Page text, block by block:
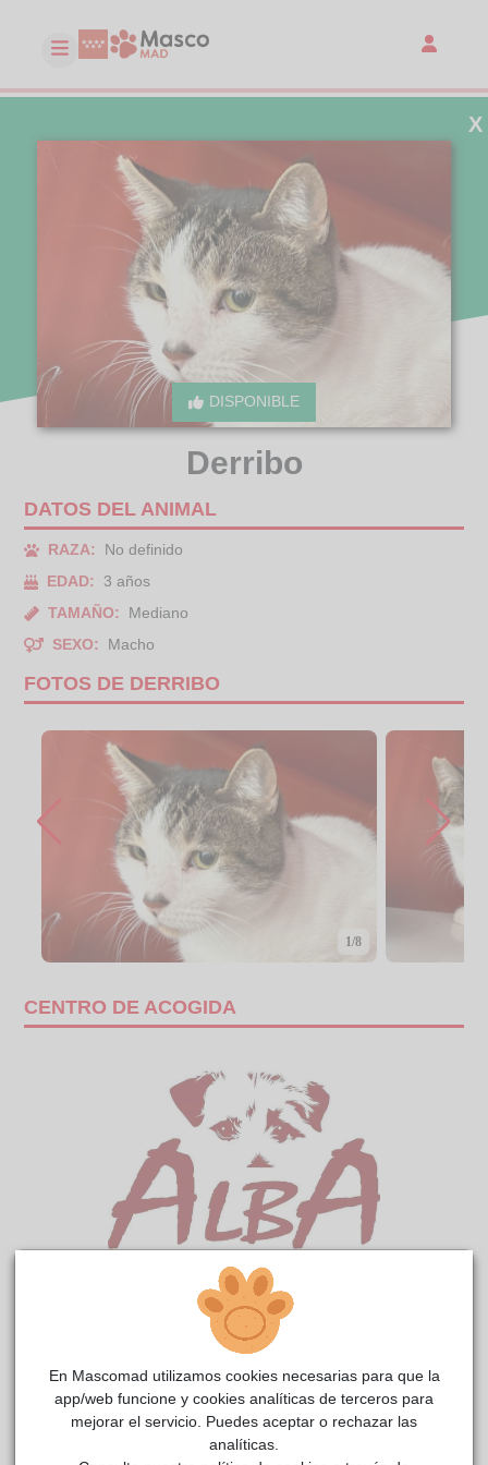
DISPONIBLE
X
Derribo
DATOS DEL ANIMAL
RAZA:
No definido
EDAD:
3 años
TAMAÑO:
Mediano
SEXO:
Macho
FOTOS DE DERRIBO
1/8
CENTRO DE ACOGIDA
reside actualmente en el centro de acogida
COMENTARIOS
En Mascomad utilizamos cookies necesarias para que la
app/web funcione y cookies analíticas de terceros para
mejorar el servicio. Puedes aceptar o rechazar las
analíticas.